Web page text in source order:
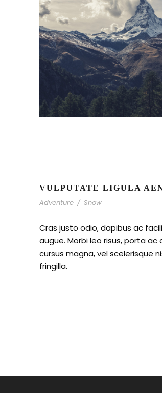
VULPUTATE LIGULA
Adventure / Snow
Cras justo odio, dapibus ac
augue. Morbi leo risus, porta
cursus magna, vel scelerisque
fringilla.